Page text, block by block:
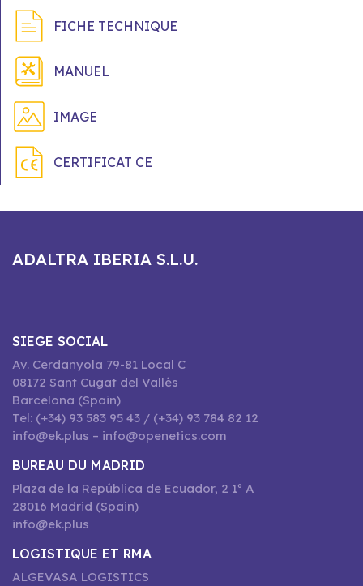
FICHE TECHNIQUE
MANUEL
IMAGE
CERTIFICAT CE
ADALTRA IBERIA S.L.U.
SIEGE SOCIAL
Av. Cerdanyola 79-81 Local C
08172 Sant Cugat del Vallès
Barcelona (Spain)
Tel: (+34) 93 583 95 43 / (+34) 93 784 82 12
info@ek.plus – info@openetics.com
BUREAU DU MADRID
Plaza de la República de Ecuador, 2 1º A
28016 Madrid (Spain)
info@ek.plus
LOGISTIQUE ET RMA
ALGEVASA LOGISTICS